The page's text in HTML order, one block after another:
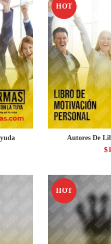
HOT
Autores De
$
HOT